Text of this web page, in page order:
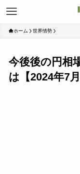
ホーム 世界情勢
今後後の円相
は【2024年7